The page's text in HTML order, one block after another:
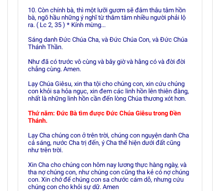
10. Còn chính bà, thì một lưỡi gươm sẽ đâm thâu tâm hồn
bà, ngõ hầu những ý nghĩ từ thâm tâm nhiều người phải lộ
ra. ( Lc 2, 35 ) * Kính mừng...
Sáng danh Ðức Chúa Cha, và Ðức Chúa Con, và Ðức Chúa
Thánh Thần.
Như đã có trước vô cùng và bây giờ và hằng có và đời đời
chẳng cùng. Amen.
Lạy Chúa Giêsu, xin tha tội cho chúng con, xin cứu chúng
con khỏi sa hỏa ngục, xin đem các linh hồn lên thiên đàng,
nhất là những linh hồn cần đến lòng Chúa thương xót hơn.
Thứ năm: Ðức Bà tìm được Ðức Chúa Giêsu trong Ðền
Thánh.
Lạy Cha chúng con ở trên trời, chúng con nguyện danh Cha
cả sáng, nước Cha trị đến, ý Cha thể hiện dưới đất cũng
như trên trời.
Xin Cha cho chúng con hôm nay lương thực hàng ngày, và
tha nợ chúng con, như chúng con cũng tha kẻ có nợ chúng
con. Xin chớ để chúng con sa chước cám dỗ, nhưng cứu
chúng con cho khỏi sự dữ. Amen